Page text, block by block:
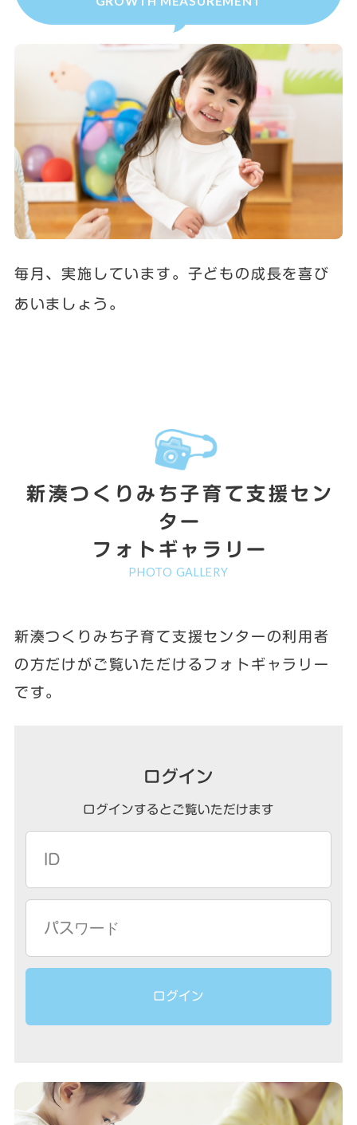
毎月、実施しています。子どもの成長を喜び
あいましょう。
新湊つくりみち子育て支援セン
ター
フォトギャラリー
PHOTO GALLERY
新湊つくりみち子育て支援センターの利用者
の方だけがご覧いただけるフォトギャラリー
です。
ログイン
ログインするとご覧いただけます
ログイン